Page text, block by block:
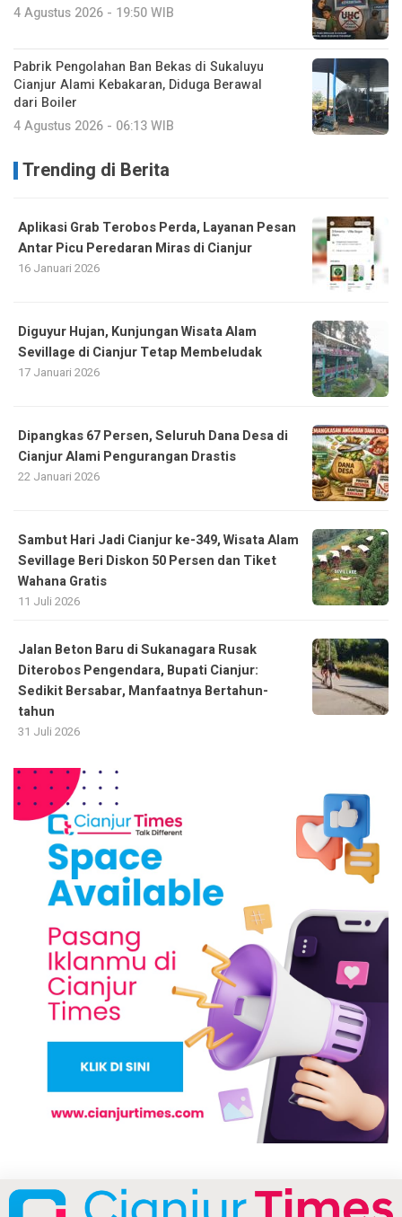
4 Agustus 2026 - 19:50 WIB
Pabrik Pengolahan Ban Bekas di Sukaluyu
Cianjur Alami Kebakaran, Diduga Berawal
dari Boiler
4 Agustus 2026 - 06:13 WIB
Trending di Berita
Aplikasi Grab Terobos Perda, Layanan Pesan
Antar Picu Peredaran Miras di Cianjur
16 Januari 2026
Diguyur Hujan, Kunjungan Wisata Alam
Sevillage di Cianjur Tetap Membeludak
17 Januari 2026
Dipangkas 67 Persen, Seluruh Dana Desa di
Cianjur Alami Pengurangan Drastis
22 Januari 2026
Sambut Hari Jadi Cianjur ke-349, Wisata Alam
Sevillage Beri Diskon 50 Persen dan Tiket
Wahana Gratis
11 Juli 2026
Jalan Beton Baru di Sukanagara Rusak
Diterobos Pengendara, Bupati Cianjur:
Sedikit Bersabar, Manfaatnya Bertahun-
tahun
31 Juli 2026